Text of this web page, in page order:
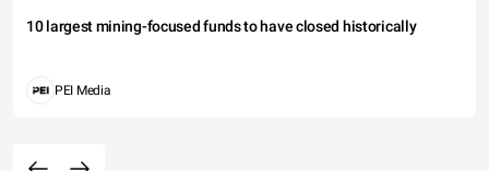
10 largest mining-focused funds to have closed historically
PEI Media